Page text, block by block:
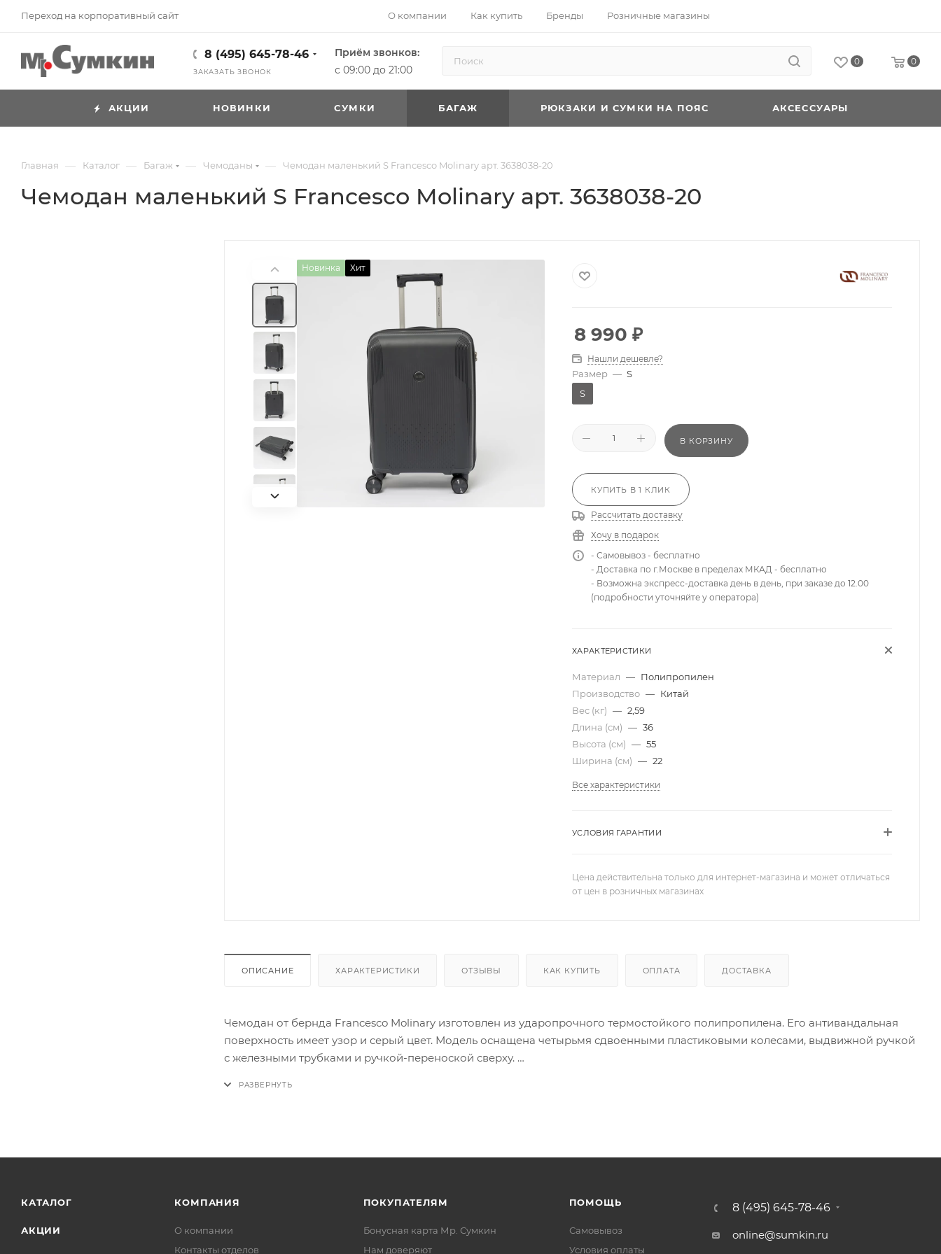
Переход на корпоративный сайт О компании Как купить Бренды Розничные магазины
8 (495) 645-78-46
ЗАКАЗАТЬ ЗВОНОК
Приём звонков:
с 09:00 до 21:00
0 0
АКЦИИ НОВИНКИ CУМКИ БАГАЖ РЮКЗАКИ И СУМКИ НА ПОЯС АКСЕССУАРЫ
Главная — Каталог — Багаж — Чемоданы — Чемодан маленький S Francesco Molinary арт. 3638038-20
Чемодан маленький S Francesco Molinary арт. 3638038-20
Новинка Хит
8 990 ₽
Нашли дешевле?
Размер — S
S
В КОРЗИНУ
КУПИТЬ В 1 КЛИК
Рассчитать доставку
Хочу в подарок
- Самовывоз - бесплатно
- Доставка по г.Москве в пределах МКАД - бесплатно
- Возможна экспресс-доставка день в день, при заказе до 12.00
(подробности уточняйте у оператора)
ХАРАКТЕРИСТИКИ
Материал — Полипропилен
Производство — Китай
Вес (кг) — 2,59
Длина (см) — 36
Высота (см) — 55
Ширина (см) — 22
Все характеристики
УСЛОВИЯ ГАРАНТИИ
Цена действительна только для интернет-магазина и может отличаться
от цен в розничных магазинах
ОПИСАНИЕ ХАРАКТЕРИСТИКИ ОТЗЫВЫ КАК КУПИТЬ ОПЛАТА ДОСТАВКА
Чемодан от бернда Francesco Molinary изготовлен из ударопрочного термостойкого полипропилена. Его антивандальная
поверхность имеет узор и серый цвет. Модель оснащена четырьмя сдвоенными пластиковыми колесами, выдвижной ручкой
с железными трубками и ручкой-переноской сверху.
вы летите.
КАТАЛОГ
АКЦИИ
КОМПАНИЯ
О компании
Контакты отделов
ПОКУПАТЕЛЯМ
Бонусная карта Мр. Сумкин
Нам доверяют
ПОМОЩЬ
Самовывоз
Условия оплаты
8 (495) 645-78-46
online@sumkin.ru